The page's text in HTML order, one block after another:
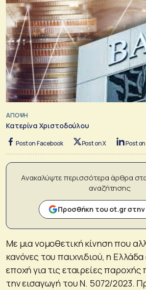
ΑΠΟΨΗ
Κατερίνα Χριστοδούλου
Post on Facebook Post on X Post
Ανακαλύψτε περισσότερα άρθρα
αναζήτησης
Προσθήκη του ot.gr
Με μια νομοθετική κίνηση που
κανόνες του παιχνιδιού, η Ελλάδα
εποχή για τις εταιρείες
την εισαγωγή του Ν. 5072/2023.